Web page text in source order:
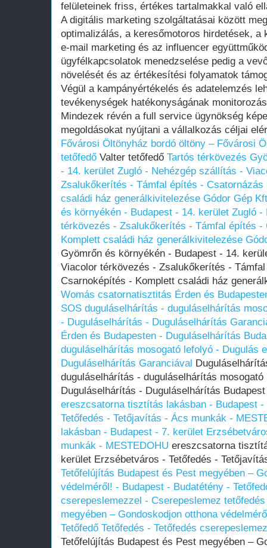
felületeinek friss, értékes tartalmakkal való
A digitális marketing szolgáltatásai között
optimalizálás, a keresőmotoros hirdetések, a
e-mail marketing és az influencer
ügyfélkapcsolatok menedzselése pedig a
növelését és az értékesítési folyamatok
Végül a kampányértékelés és adatelemzés
tevékenységek hatékonyságának
Mindezek révén a full service ügynökség
megoldásokat nyújtani a vállalkozás céljai
Fővárosi Öltönyház bordó öltöny – Fővárosi
tetőfedő Valter tetőfedő Tartós térkövezés
- 14. kerület Zugló - Nehézgép szállítás -
Zsalukőkerítés - Támfal építés -
családi ház generálkivitelezése Gódor Gép
és környékén - Budapest - 14. kerület Zugló
térkövezés - Zsalukőkerítés - Támfal építés
Komplett családi ház generálkivitelezése
Gyömrőn és környékén - Budapest - 14.
Viacolor térkövezés - Zsalukőkerítés -
Csarnoképítés - Komplett családi ház
Womás csatornatisztitás Érden és
SOS duguláselhárítás - duguláselhárítás
- Duguláselhárítás - Duguláselhárítás
Érden és Budapesten - Duguláselhárítás
duguláselhárítás mosogató lefolyó - Dugulás
Duguláselhárítás Garanciával
duguláselhárítás - duguláselhárítás
Duguláselhárítás - Duguláselhárítás
ereszcsatorna tisztítás lakásban - Budapest
Tetőfedés - Tetőjavítás - Ács munkák -
lakásban - Budapest - 7. kerület
munkák - MESTEDOHU ereszcsatorna
kerület Erzsébetváros - Tetőfedés -
Tetőfelújítás Budapest és Pest megyében –
védelméről! - Budapest - Budatétény -
cserepeslemezzel - Cserepeslemez tetőfedés
megyében – Gondoskodjon otthona
Tetőfedő Tetőfedés - Tetőfedés
Tetőfelújítás Budapest és Pest megyében –